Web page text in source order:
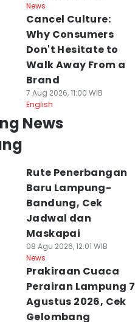
News
Cancel Culture:
Why Consumers
Don't Hesitate to
Walk Away From a
Brand
7 Aug 2026, 11:00 WIB
English
News
Rute Penerbangan
Baru Lampung-
Bandung, Cek
Jadwal dan
Maskapai
08 Agu 2026, 12:01 WIB
News
Prakiraan Cuaca
Perairan Lampung 7
Agustus 2026, Cek
Gelombang